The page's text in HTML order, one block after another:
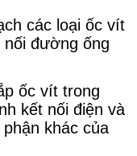
các loại ốc vít
nối đường ống
ốc vít trong
kết nối điện và
khác của